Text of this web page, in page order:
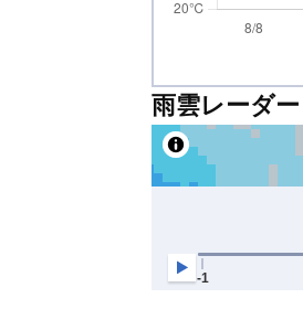
雨雲レーダー